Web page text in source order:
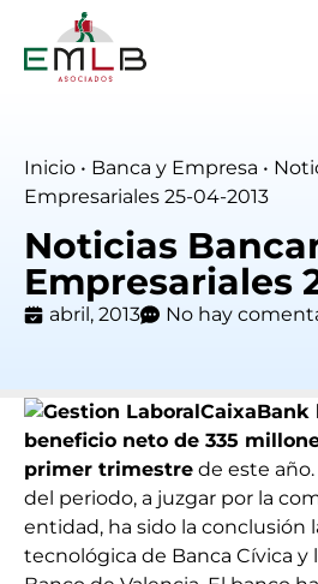
Inicio • Banca y Empresa •
Empresariales 25-04-2013
Noticias
Empresariales
abril, 2013 No hay
CaixaBank
beneficio neto de 335
primer trimestre de este
del periodo, a juzgar por la
entidad, ha sido la conclusión
tecnológica de Banca Cívica y